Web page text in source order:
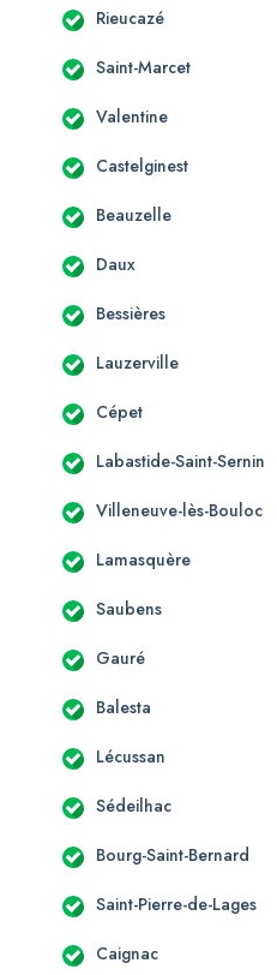
Rieucazé
Saint-Marcet
Valentine
Castelginest
Beauzelle
Daux
Bessières
Lauzerville
Cépet
Labastide-Saint-Sernin
Villeneuve-lès-Bouloc
Lamasquère
Saubens
Gauré
Balesta
Lécussan
Sédeilhac
Bourg-Saint-Bernard
Saint-Pierre-de-Lages
Caignac